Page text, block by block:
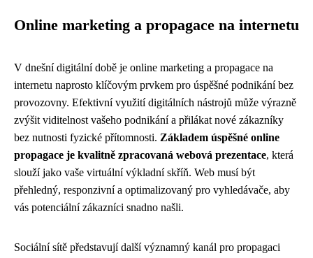
Online marketing a propagace na internetu
V dnešní digitální době je online marketing a propagace na
internetu naprosto klíčovým prvkem pro úspěšné podnikání bez
provozovny. Efektivní využití digitálních nástrojů může výrazně
zvýšit viditelnost vašeho podnikání a přilákat nové zákazníky
bez nutnosti fyzické přítomnosti. Základem úspěšné online
propagace je kvalitně zpracovaná webová prezentace, která
slouží jako vaše virtuální výkladní skříň. Web musí být
přehledný, responzivní a optimalizovaný pro vyhledávače, aby
vás potenciální zákazníci snadno našli.
Sociální sítě představují další významný kanál pro propagaci